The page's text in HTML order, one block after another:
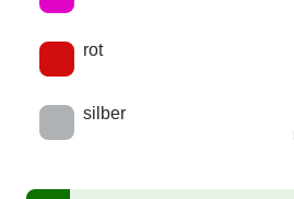
rot
silber